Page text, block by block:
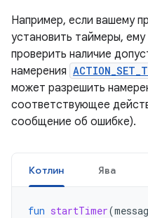
Например, если вашему
установить таймеры,
проверить наличие
намерения
может разрешить
соответствующее
сообщение об ошибке).
Котлин Ява
fun startTimer(